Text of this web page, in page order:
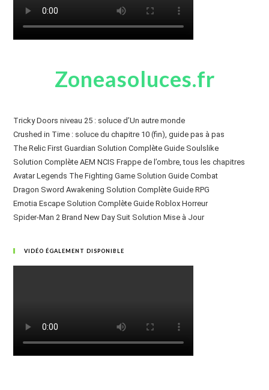
Zoneasoluces.fr
Tricky Doors niveau 25 : soluce d’Un autre monde
Crushed in Time : soluce du chapitre 10 (fin), guide pas à pas
The Relic First Guardian Solution Complète Guide Soulslike
Solution Complète AEM NCIS Frappe de l’ombre, tous les chapitres
Avatar Legends The Fighting Game Solution Guide Combat
Dragon Sword Awakening Solution Complète Guide RPG
Emotia Escape Solution Complète Guide Roblox Horreur
Spider-Man 2 Brand New Day Suit Solution Mise à Jour
VIDÉO ÉGALEMENT DISPONIBLE